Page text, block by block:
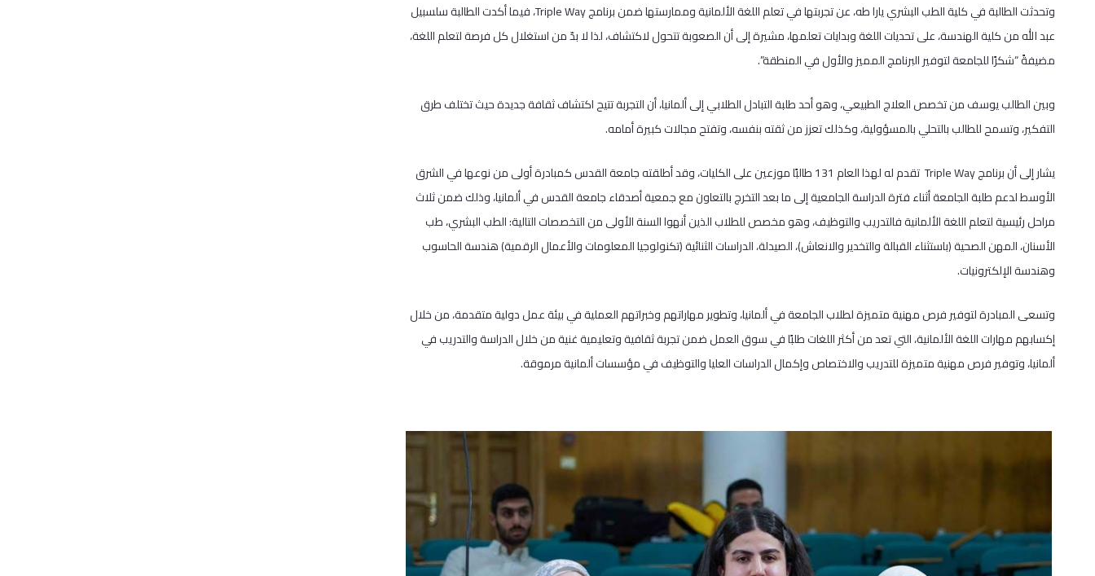
وتحدثت الطالبة في كلية الطب البشري يارا طه، عن تجربتها في تعلم اللغة الألمانية وممارستها ضمن برنامج Triple Way، فيما أكدت الطالبة سلسبيل
عبد الله من كلية الهندسة، على تحديات اللغة وبدايات تعلمها، مشيرة إلى أن الصعوبة تتحول لاكتشاف، لذا لا بدّ من استغلال كل فرصة لتعلم اللغة،
مضيفةً “شكرًا للجامعة لتوفير البرنامج المميز والأول في المنطقة”.
وبين الطالب يوسف من تخصص العلاج الطبيعي، وهو أحد طلبة التبادل الطلابي إلى ألمانيا، أن التجربة تتيح اكتشاف ثقافة جديدة حيث تختلف طرق
التفكير، وتسمح للطالب بالتحلي بالمسؤولية، وكذلك تعزز من ثقته بنفسه، وتفتح مجالات كبيرة أمامه.
يشار إلى أن برنامج Triple Way تقدم له لهذا العام 131 طالبًا موزعين على الكليات، وقد أطلقته جامعة القدس كمبادرة أولى من نوعها في الشرق
الأوسط لدعم طلبة الجامعة أثناء فترة الدراسة الجامعية إلى ما بعد التخرج بالتعاون مع جمعية أصدقاء جامعة القدس في ألمانيا، وذلك ضمن ثلاث
مراحل رئيسية لتعلم اللغة الألمانية فالتدريب والتوظيف، وهو مخصص للطلاب الذين أنهوا السنة الأولى من التخصصات التالية: الطب البشري، طب
الأسنان، المهن الصحية (باستثناء القبالة والتخدير والانعاش)، الصيدلة، الدراسات الثنائية (تكنولوجيا المعلومات والأعمال الرقمية) هندسة الحاسوب
وهندسة الإلكترونيات.
وتسعى المبادرة لتوفير فرص مهنية متميزة لطلاب الجامعة في ألمانيا، وتطوير مهاراتهم وخبراتهم العملية في بيئة عمل دولية متقدمة، من خلال
إكسابهم مهارات اللغة الألمانية، التي تعد من أكثر اللغات طلبًا في سوق العمل ضمن تجربة ثقافية وتعليمية غنية من خلال الدراسة والتدريب في
ألمانيا، وتوفير فرص مهنية متميزة للتدريب والاختصاص وإكمال الدراسات العليا والتوظيف في مؤسسات ألمانية مرموقة.